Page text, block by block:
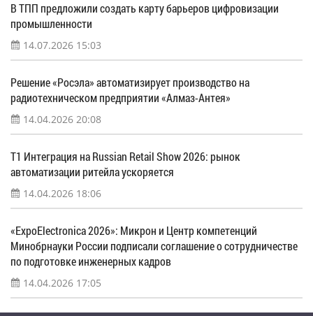
В ТПП предложили создать карту барьеров цифровизации
промышленности
14.07.2026 15:03
Решение «Росэла» автоматизирует производство на
радиотехническом предприятии «Алмаз-Антея»
14.04.2026 20:08
Т1 Интеграция на Russian Retail Show 2026: рынок
автоматизации ритейла ускоряется
14.04.2026 18:06
«ExpoElectronica 2026»: Микрон и Центр компетенций
Минобрнауки России подписали соглашение о сотрудничестве
по подготовке инженерных кадров
14.04.2026 17:05